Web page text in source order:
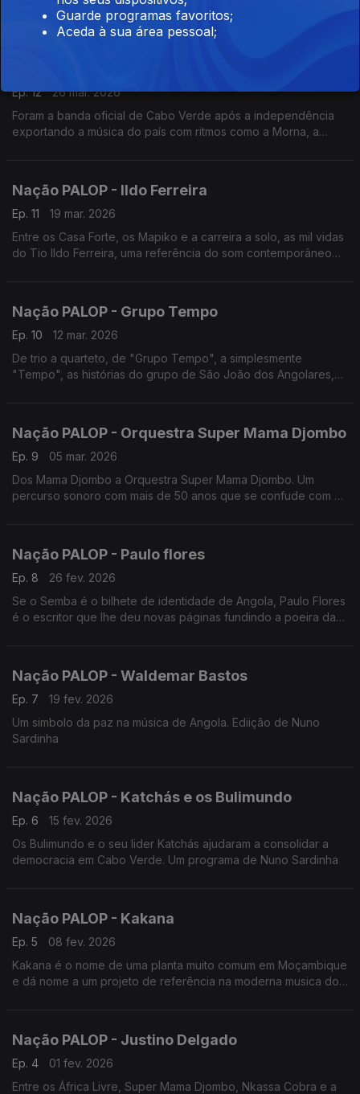
cruzamentos musicais e as histórias de um defensor do legado
cultural da ilha do Príncipe. Um programa de Nuno Sardinha
Ep. 12
26 mar. 2026
Foram a banda oficial de Cabo Verde após a independência
exportando a música do país com ritmos como a Morna, a
Nação PALOP - Ildo Ferreira
Ep. 11
19 mar. 2026
Entre os Casa Forte, os Mapiko e a carreira a solo, as mil vidas
do Tio Ildo Ferreira, uma referência do som contemporâneo
Nação PALOP - Grupo Tempo
Ep. 10
12 mar. 2026
De trio a quarteto, de "Grupo Tempo", a simplesmente
"Tempo", as histórias do grupo de São João dos Angolares,
Nação PALOP - Orquestra Super Mama Djombo
Ep. 9
05 mar. 2026
Dos Mama Djombo a Orquestra Super Mama Djombo. Um
percurso sonoro com mais de 50 anos que se confude com a
Nação PALOP - Paulo flores
Ep. 8
26 fev. 2026
Se o Semba é o bilhete de identidade de Angola, Paulo Flores
é o escritor que lhe deu novas páginas fundindo a poeira das
Nação PALOP - Waldemar Bastos
Ep. 7
19 fev. 2026
Um simbolo da paz na música de Angola. Ediição de Nuno
Sardinha
Nação PALOP - Katchás e os Bulimundo
Ep. 6
15 fev. 2026
Os Bulimundo e o seu lider Katchás ajudaram a consolidar a
democracia em Cabo Verde. Um programa de Nuno Sardinha
Nação PALOP - Kakana
Ep. 5
08 fev. 2026
Kakana é o nome de uma planta muito comum em Moçambique
e dá nome a um projeto de referência na moderna musica do
Nação PALOP - Justino Delgado
Ep. 4
01 fev. 2026
Entre os África Livre, Super Mama Djombo, Nkassa Cobra e a
Guarde programas favoritos;
Aceda à sua área pessoal;